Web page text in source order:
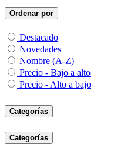
Ordenar por
Destacado
Novedades
Nombre (A-Z)
Precio - Bajo a alto
Precio - Alto a bajo
Categorías
Categorías